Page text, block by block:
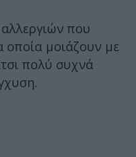
που
μοιάζουν με
πολύ συχνά